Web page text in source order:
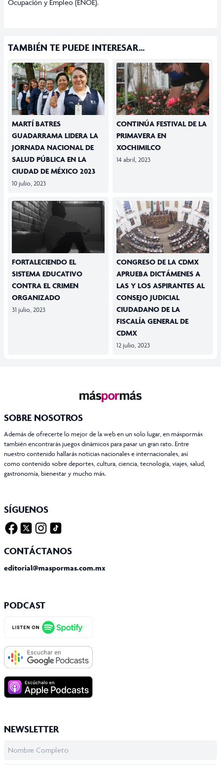
Ocupación y Empleo (ENOE).
TAMBIÉN TE PUEDE INTERESAR...
MARTÍ BATRES
GUADARRAMA LIDERA LA
JORNADA NACIONAL DE
SALUD PÚBLICA EN LA
CIUDAD DE MÉXICO 2023
10 julio, 2023
CONTINÚA FESTIVAL DE LA
PRIMAVERA EN
XOCHIMILCO
14 abril, 2023
FORTALECIENDO EL
SISTEMA EDUCATIVO
CONTRA EL CRIMEN
ORGANIZADO
31 julio, 2023
CONGRESO DE LA CDMX
APRUEBA DICTÁMENES A
LAS Y LOS ASPIRANTES AL
CONSEJO JUDICIAL
CIUDADANO DE LA
FISCALÍA GENERAL DE
CDMX
12 julio, 2023
SOBRE NOSOTROS
Además de ofrecerte lo mejor de la web en un solo lugar, en máspormás
también encontrarás juegos dinámicos para pasar un gran rato. Entre
nuestro contenido hallarás noticias nacionales e internacionales, así
como contenido sobre deportes, cultura, ciencia, tecnología, viajes, salud,
gastronomía, bienestar y mucho más.
SÍGUENOS
CONTÁCTANOS
editorial@maspormas.com.mx
PODCAST
NEWSLETTER